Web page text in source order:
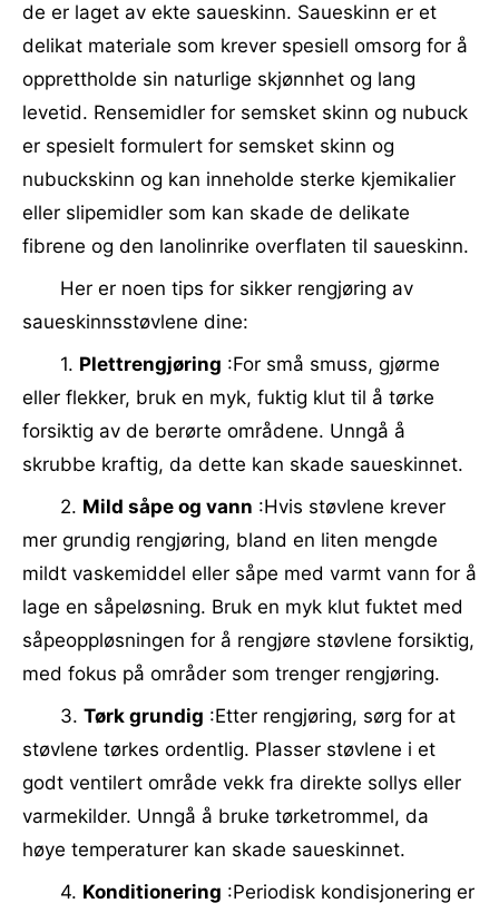
de er laget av ekte saueskinn. Saueskinn er et
delikat materiale som krever spesiell omsorg for å
opprettholde sin naturlige skjønnhet og lang
levetid. Rensemidler for semsket skinn og nubuck
er spesielt formulert for semsket skinn og
nubuckskinn og kan inneholde sterke kjemikalier
eller slipemidler som kan skade de delikate
fibrene og den lanolinrike overflaten til saueskinn.
Her er noen tips for sikker rengjøring av
saueskinnsstøvlene dine:
1. Plettrengjøring :For små smuss, gjørme
eller flekker, bruk en myk, fuktig klut til å tørke
forsiktig av de berørte områdene. Unngå å
skrubbe kraftig, da dette kan skade saueskinnet.
2. Mild såpe og vann :Hvis støvlene krever
mer grundig rengjøring, bland en liten mengde
mildt vaskemiddel eller såpe med varmt vann for å
lage en såpeløsning. Bruk en myk klut fuktet med
såpeoppløsningen for å rengjøre støvlene forsiktig,
med fokus på områder som trenger rengjøring.
3. Tørk grundig :Etter rengjøring, sørg for at
støvlene tørkes ordentlig. Plasser støvlene i et
godt ventilert område vekk fra direkte sollys eller
varmekilder. Unngå å bruke tørketrommel, da
høye temperaturer kan skade saueskinnet.
4. Konditionering :Periodisk kondisjonering er